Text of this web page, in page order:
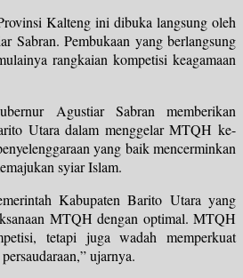
Kalteng ini dibuka langsung oleh
Sabran. Pembukaan yang berlangsung
rangkaian kompetisi keagamaan
Agustiar Sabran memberikan
Utara dalam menggelar MTQH ke-
yang baik mencerminkan
syiar Islam.
Kabupaten Barito Utara yang
MTQH dengan optimal. MTQH
tetapi juga wadah memperkuat
ujarnya.